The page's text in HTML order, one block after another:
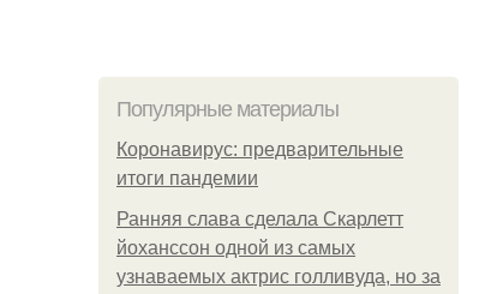
Популярные материалы
Коронавирус: предварительные
итоги пандемии
Ранняя слава сделала Скарлетт
йоханссон одной из самых
узнаваемых актрис голливуда, но за